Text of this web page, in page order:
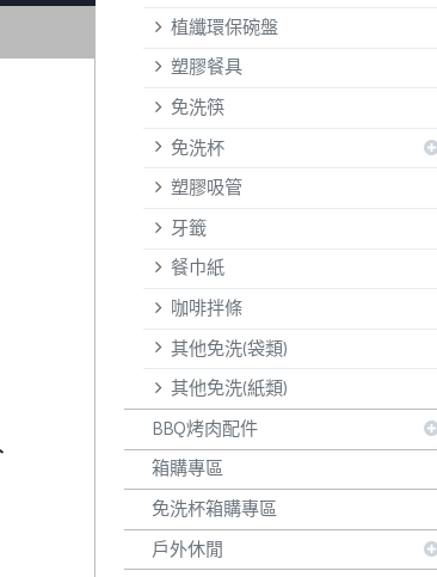
植纖環保碗盤
塑膠餐具
免洗筷
免洗杯
塑膠吸管
牙籤
餐巾紙
咖啡拌條
其他免洗(袋類)
其他免洗(紙類)
BBQ烤肉配件
箱購專區
免洗杯箱購專區
戶外休閒